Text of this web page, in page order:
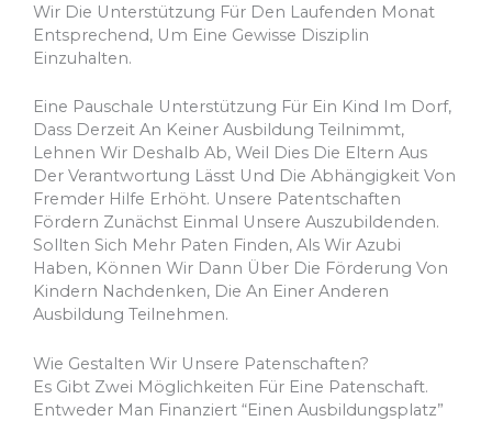
Wir Die Unterstützung Für Den Laufenden Monat
Entsprechend, Um Eine Gewisse Disziplin
Einzuhalten.
Eine Pauschale Unterstützung Für Ein Kind Im Dorf,
Dass Derzeit An Keiner Ausbildung Teilnimmt,
Lehnen Wir Deshalb Ab, Weil Dies Die Eltern Aus
Der Verantwortung Lässt Und Die Abhängigkeit Von
Fremder Hilfe Erhöht. Unsere Patentschaften
Fördern Zunächst Einmal Unsere Auszubildenden.
Sollten Sich Mehr Paten Finden, Als Wir Azubi
Haben, Können Wir Dann Über Die Förderung Von
Kindern Nachdenken, Die An Einer Anderen
Ausbildung Teilnehmen.
Wie Gestalten Wir Unsere Patenschaften?
Es Gibt Zwei Möglichkeiten Für Eine Patenschaft.
Entweder Man Finanziert “einen Ausbildungsplatz”